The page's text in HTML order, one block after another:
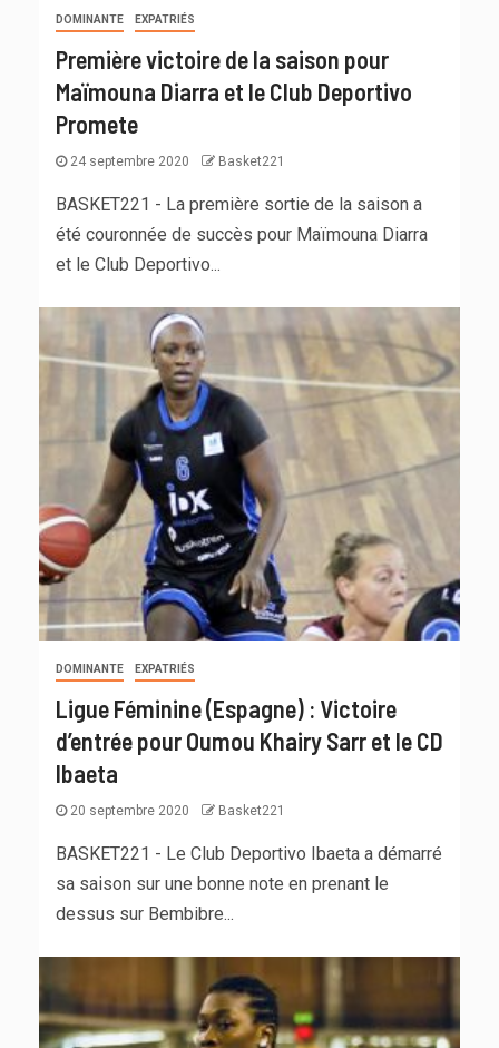
DOMINANTE EXPATRIÉS
Première victoire de la saison pour
Maïmouna Diarra et le Club Deportivo
Promete
24 septembre 2020 Basket221
BASKET221 - La première sortie de la saison a
été couronnée de succès pour Maïmouna Diarra
et le Club Deportivo...
DOMINANTE EXPATRIÉS
Ligue Féminine (Espagne) : Victoire
d’entrée pour Oumou Khairy Sarr et le CD
Ibaeta
20 septembre 2020 Basket221
BASKET221 - Le Club Deportivo Ibaeta a démarré
sa saison sur une bonne note en prenant le
dessus sur Bembibre...